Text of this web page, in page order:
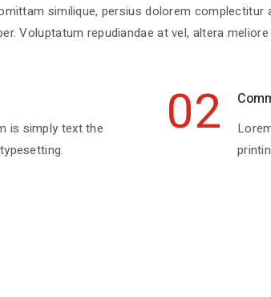
similique, persius dolorem
Voluptatum repudiandae at vel, altera
is simply text the
02